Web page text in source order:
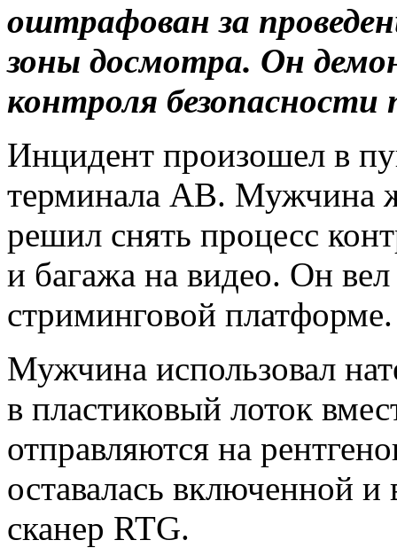
оштрафован за
зоны досмотра. Он
контроля
Инцидент произошел в
терминала AB. Мужчина
решил снять процесс
и багажа на видео. Он
стриминговой платформе.
Мужчина использовал
в пластиковый лоток
отправляются на
оставалась включенной
сканер RTG.